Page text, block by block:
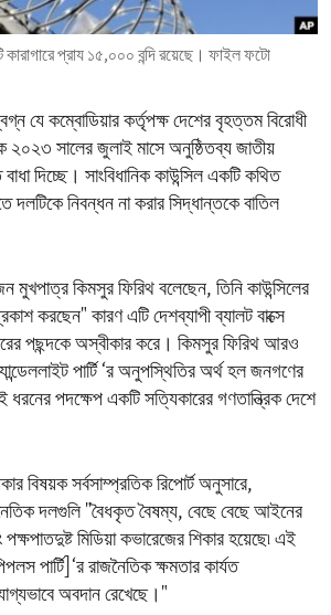
HEALTH
কারাগারে প্রায ১৫,০০০ বন্দি রয়েছে। ফাইল ফটো
যে কম্বোডিয়ার কর্তৃপক্ষ দেশের বৃহত্তম বিরোধী
২০২৩ সালের জুলাই মাসে অনুষ্ঠিতব্য জাতীয়
দিচ্ছে। সাংবিধানিক কাউন্সিল একটি কথিত
নিবন্ধন না করার সিদ্ধান্তকে বাতিল
মুখপাত্র কিমসুর ফিরিথ বলেছেন, তিনি কাউন্সিলের
করছেন" কারণ এটি দেশব্যাপী ব্যালট বাক্সে
পছন্দকে অস্বীকার করে। কিমসুর ফিরিথ আরও
পার্টি ‘র অনুপস্থিতির অর্থ হল জনগণের
পদক্ষেপ একটি সত্যিকারের গণতান্ত্রিক দেশে
বিষয়ক সর্বসাম্প্রতিক রিপোর্ট অনুসারে,
দলগুলি "বৈধকৃত বৈষম্য, বেছে বেছে আইনের
মিডিয়া কভারেজের শিকার হয়েছে৷ এই
পার্টি]‘র রাজনৈতিক ক্ষমতার কার্যত
অবদান রেখেছে।"